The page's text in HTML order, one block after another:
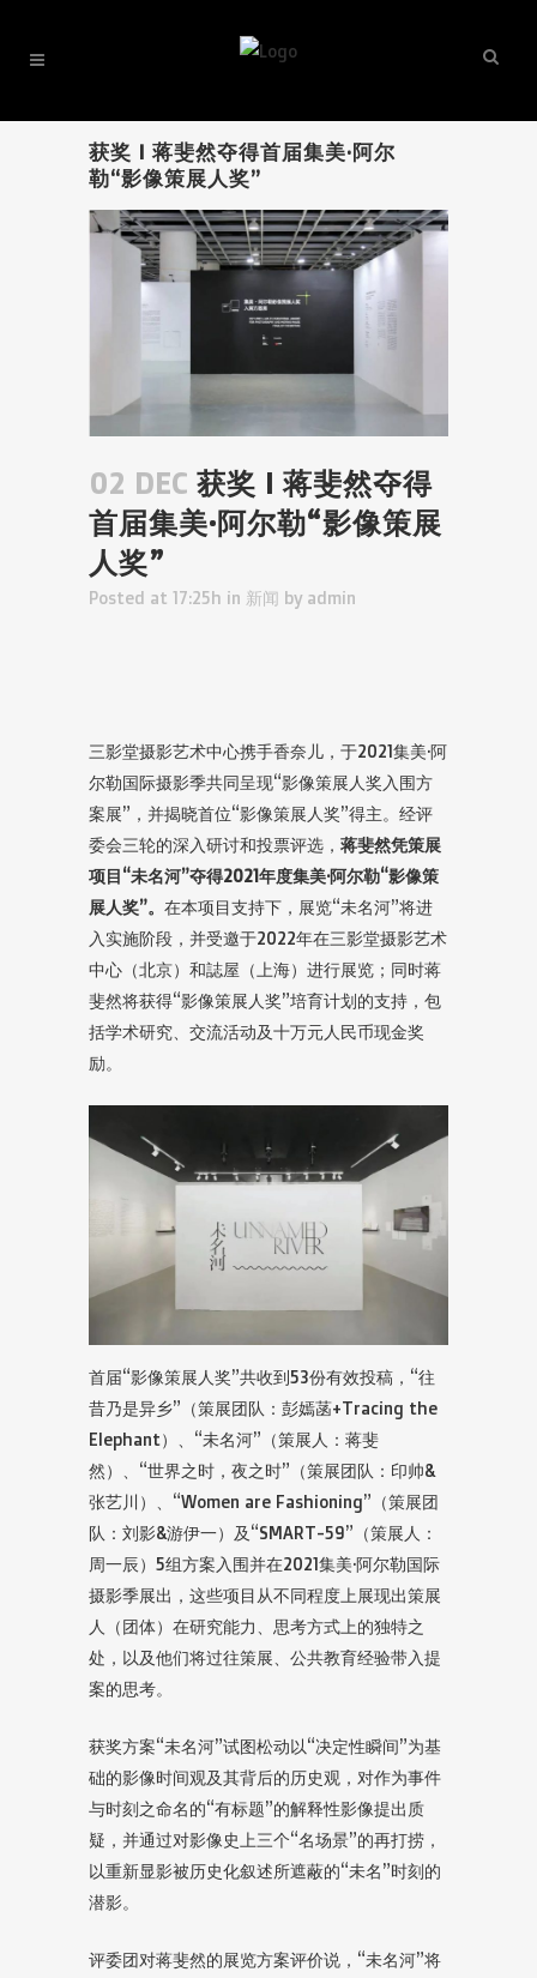
获奖 I 蒋斐然夺得首届集美·阿尔
勒“影像策展人奖”
02 DEC 获奖 I 蒋斐然夺得
首届集美·阿尔勒“影像策展
人奖”
Posted at 17:25h in 新闻 by admin
三影堂摄影艺术中心携手香奈儿，于2021集美·阿
尔勒国际摄影季共同呈现“影像策展人奖入围方
案展”，并揭晓首位“影像策展人奖”得主。经评
委会三轮的深入研讨和投票评选， 蒋斐然凭策展
项目“未名河”夺得2021年度集美·阿尔勒“影像策
展人奖”。 在本项目支持下，展览“未名河”将进
入实施阶段，并受邀于2022年在三影堂摄影艺术
中心（北京）和誌屋（上海）进行展览；同时蒋
斐然将获得“影像策展人奖”培育计划的支持，包
括学术研究、交流活动及十万元人民币现金奖
励。
首届“影像策展人奖”共收到53份有效投稿，“往
昔乃是异乡”（策展团队：彭嫣菡+Tracing the
Elephant）、“未名河”（策展人：蒋斐
然）、“世界之时，夜之时”（策展团队：印帅&
张艺川）、“Women are Fashioning”（策展团
队：刘影&游伊一）及“SMART-59”（策展人：
周一辰）5组方案入围并在2021集美·阿尔勒国际
摄影季展出，这些项目从不同程度上展现出策展
人（团体）在研究能力、思考方式上的独特之
处，以及他们将过往策展、公共教育经验带入提
案的思考。
获奖方案“未名河”试图松动以“决定性瞬间”为基
础的影像时间观及其背后的历史观，对作为事件
与时刻之命名的“有标题”的解释性影像提出质
疑，并通过对影像史上三个“名场景”的再打捞，
以重新显影被历史化叙述所遮蔽的“未名”时刻的
潜影。
评委团对蒋斐然的展览方案评价说，“未名河”将